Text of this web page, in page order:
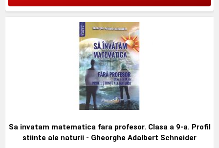
Sa invatam matematica fara profesor. Clasa a 9-a. Profil
stiinte ale naturii - Gheorghe Adalbert Schneider